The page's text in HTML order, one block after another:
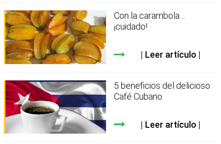
Con la carambola…
¡cuidado!
Leer artículo
5 beneficios del delicioso
Café Cubano
Leer artículo